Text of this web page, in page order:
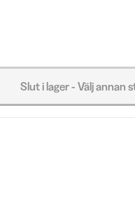
Slut i lager - Välj annan